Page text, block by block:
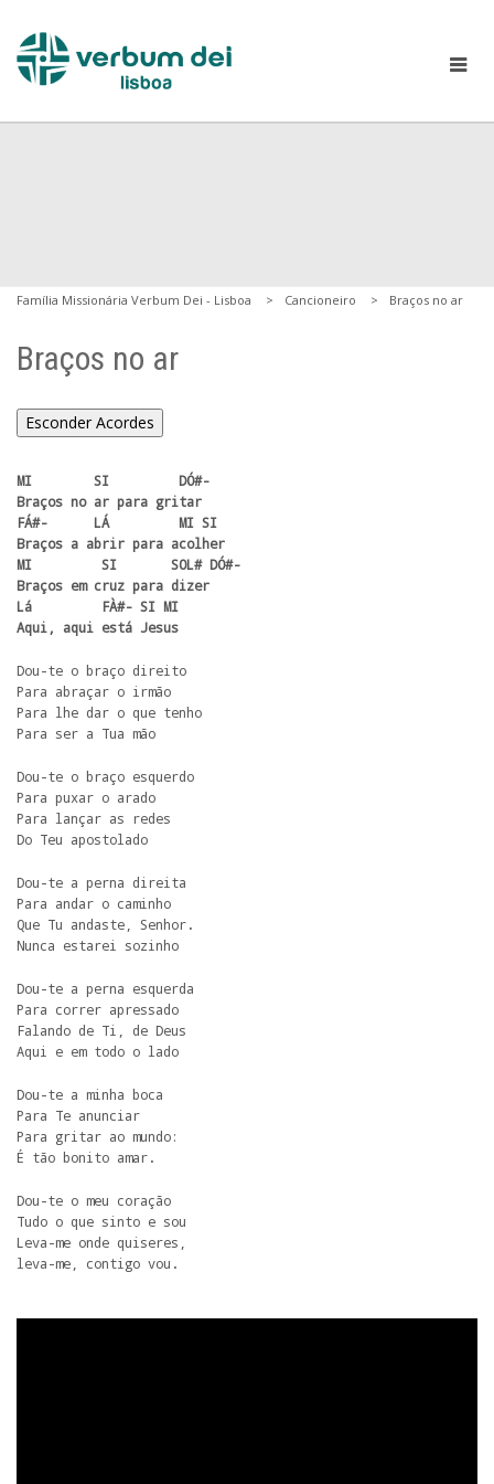
Família Missionária Verbum Dei - Lisboa Cancioneiro Braços no ar
Braços no ar
Esconder Acordes
MI        SI         DÓ#-
Braços no ar para gritar
FÁ#-      LÁ         MI SI
Braços a abrir para acolher
MI         SI       SOL# DÓ#-
Braços em cruz para dizer
Lá         FÀ#- SI MI
Aqui, aqui está Jesus
Dou-te o braço direito
Para abraçar o irmão
Para lhe dar o que tenho
Para ser a Tua mão
Dou-te o braço esquerdo
Para puxar o arado
Para lançar as redes
Do Teu apostolado
Dou-te a perna direita
Para andar o caminho
Que Tu andaste, Senhor.
Nunca estarei sozinho
Dou-te a perna esquerda
Para correr apressado
Falando de Ti, de Deus
Aqui e em todo o lado
Dou-te a minha boca
Para Te anunciar
Para gritar ao mundo:
É tão bonito amar.
Dou-te o meu coração
Tudo o que sinto e sou
Leva-me onde quiseres,
leva-me, contigo vou.